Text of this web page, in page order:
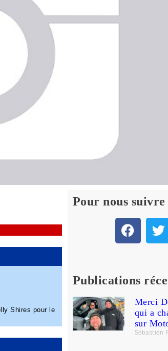
Shires pour le
Pour nous suivre
Publications
Merci
qui a
sur
Sébastien